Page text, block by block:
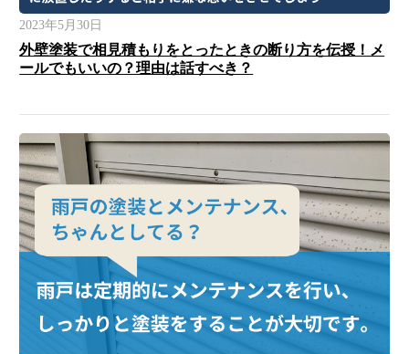
2023年5月30日
外壁塗装で相見積もりをとったときの断り方を伝授！メ
ールでもいいの？理由は話すべき？